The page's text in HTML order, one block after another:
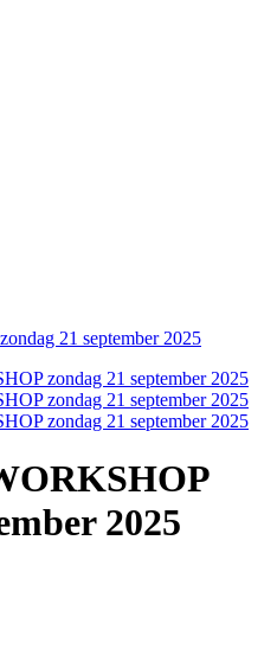
2025